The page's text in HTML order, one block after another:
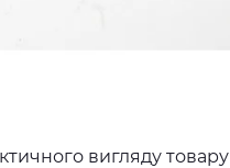
вигляду товару